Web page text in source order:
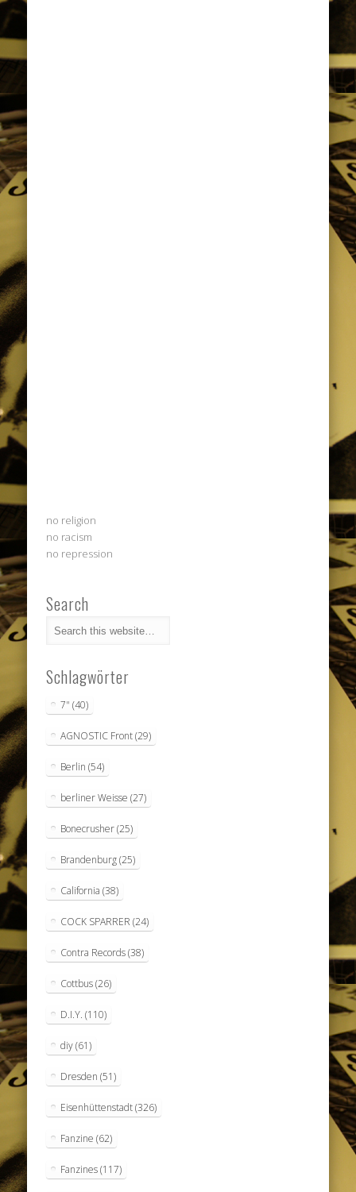
no religion
no racism
no repression
Search
Schlagwörter
7" (40)
AGNOSTIC Front(29)
Berlin (54)
berliner Weisse (27)
Bonecrusher(25)
Brandenburg(25)
California (38)
COCK SPARRER (24)
Contra Records(38)
Cottbus(26)
D.I.Y. (110)
diy(61)
Dresden (51)
Eisenhüttenstadt(326)
Fanzine (62)
Fanzines(117)